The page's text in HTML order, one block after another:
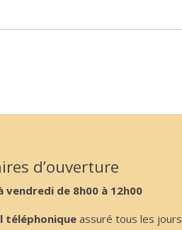
d’ouverture
vendredi de 8h00 à 12h00
téléphonique assuré tous les jours